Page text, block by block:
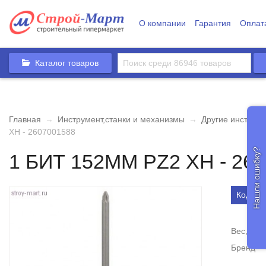
О компании Гарантия
Каталог товаров
Главная → Инструмент,станки и механизмы →
Другие
XH - 2607001588
1 БИТ 152ММ PZ2 XH -
Код
Вес, кг
Бренд
Нашли ошибку?